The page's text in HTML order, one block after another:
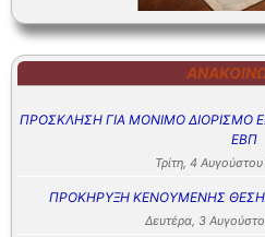
ΠΡΟΣΚΛΗΣΗ ΓΙΑ ΜΟΝΙΜΟ ΔΙΟΡΙΣΜΟ
ΕΒΠ
Τρίτη, 4
ΠΡΟΚΗΡΥΞΗ ΚΕΝΟΥΜΕΝΗΣ
Δευτέρα, 3